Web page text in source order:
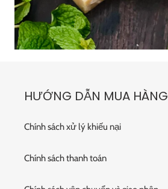
HƯỚNG DẪN MUA HÀNG
Chính sách xử lý khiếu nại
Chính sách thanh toán